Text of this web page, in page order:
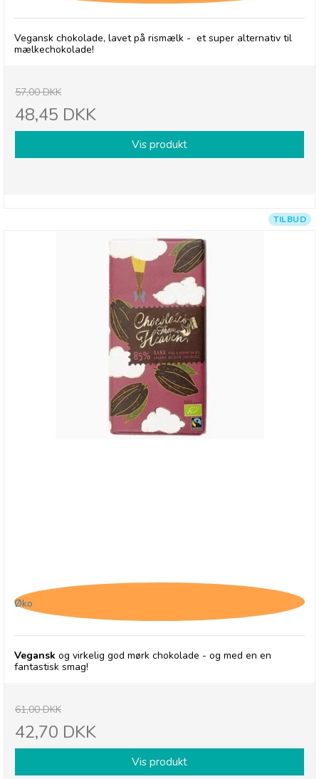
Vegansk chokolade, lavet på rismælk - et super alternativ til
mælkechokolade!
57,00 DKK
48,45 DKK
Vis produkt
TILBUD
Øko
Vegansk og virkelig god mørk chokolade - og med en en
fantastisk smag!
61,00 DKK
42,70 DKK
Vis produkt